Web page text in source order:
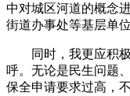
中对城区河道的概念
街道办事处等基层单
同时，我更应积极
呼。无论是民生问题
保全申请要求过高，